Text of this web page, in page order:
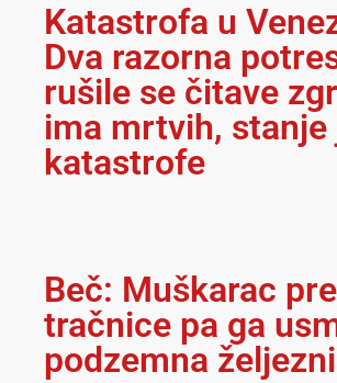
Katastrofa u
Dva razorna
rušile se čitave
ima mrtvih, stanje
katastrofe
Beč: Muškarac
tračnice pa ga
podzemna